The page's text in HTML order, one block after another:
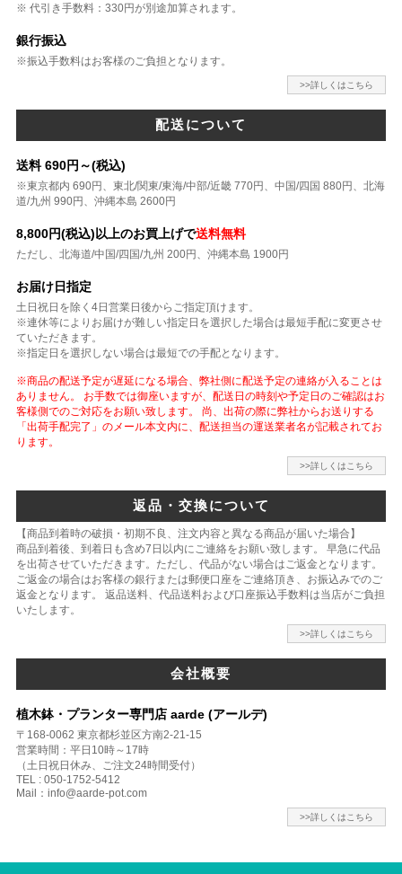
※ 代引き手数料：330円が別途加算されます。
銀行振込
※振込手数料はお客様のご負担となります。
>>詳しくはこちら
配送について
送料 690円～(税込)
※東京都内 690円、東北/関東/東海/中部/近畿 770円、中国/四国 880円、北海
道/九州 990円、沖縄本島 2600円
8,800円(税込)以上のお買上げで送料無料
ただし、北海道/中国/四国/九州 200円、沖縄本島 1900円
お届け日指定
土日祝日を除く4日営業日後からご指定頂けます。
※連休等によりお届けが難しい指定日を選択した場合は最短手配に変更させ
ていただきます。
※指定日を選択しない場合は最短での手配となります。
※商品の配送予定が遅延になる場合、弊社側に配送予定の連絡が入ることは
ありません。 お手数では御座いますが、配送日の時刻や予定日のご確認はお
客様側でのご対応をお願い致します。 尚、出荷の際に弊社からお送りする
「出荷手配完了」のメール本文内に、配送担当の運送業者名が記載されてお
ります。
>>詳しくはこちら
返品・交換について
【商品到着時の破損・初期不良、注文内容と異なる商品が届いた場合】
商品到着後、到着日も含め7日以内にご連絡をお願い致します。 早急に代品
を出荷させていただきます。ただし、代品がない場合はご返金となります。
ご返金の場合はお客様の銀行または郵便口座をご連絡頂き、お振込みでのご
返金となります。 返品送料、代品送料および口座振込手数料は当店がご負担
いたします。
>>詳しくはこちら
会社概要
植木鉢・プランター専門店 aarde (アールデ)
〒168-0062 東京都杉並区方南2-21-15
営業時間：平日10時～17時
（土日祝日休み、ご注文24時間受付）
TEL : 050-1752-5412
Mail：info@aarde-pot.com
>>詳しくはこちら